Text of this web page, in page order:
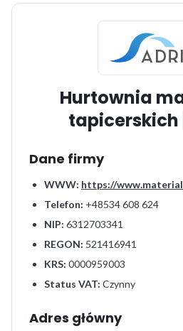
Hurtownia
tapicerskich
Dane firmy
WWW: https://
Telefon: +48534 608 624
NIP: 6312703341
REGON: 521416941
KRS: 0000959003
Status VAT: Czynny
Adres główny